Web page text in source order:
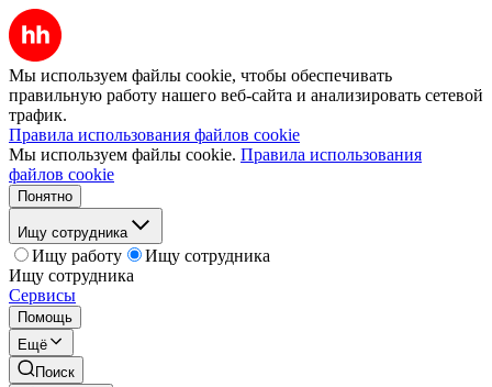
Мы используем файлы cookie, чтобы обеспечивать
правильную работу нашего веб-сайта и анализировать сетевой
трафик.
Правила использования файлов cookie
Мы используем файлы cookie. Правила использования
файлов cookie
Понятно
Ищу сотрудника
Ищу работу
Ищу сотрудника
Ищу сотрудника
Сервисы
Помощь
Ещё
Поиск